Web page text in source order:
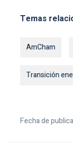
Temas
AmCham
Transición
Fecha de